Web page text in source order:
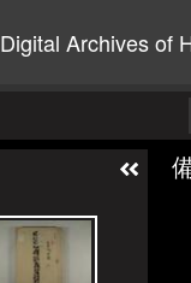
Digital Archives of